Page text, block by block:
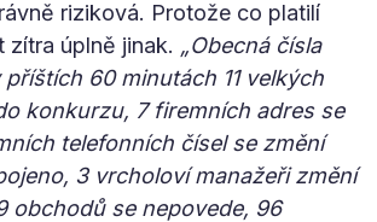
riziková. Protože co platilí
zítra úplně jinak. „Obecná čísla
60 minutách 11 velkých
konkurzu, 7 firemních adres se
telefonních čísel se změní
3 vrcholoví manažeři změní
obchodů se nepovede, 96